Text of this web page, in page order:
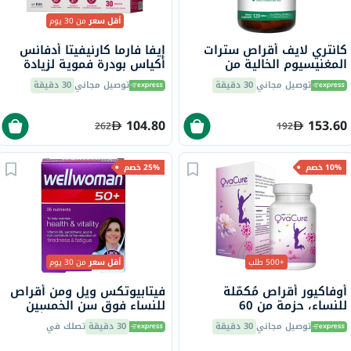
كانتري لايف أقراص سترات
المغنيسيوم الخالية من
الغلوتين، بتركيز 250 ملجم،
لصحة العظام والعضلات، حزمة
توصيل مجاني30 دقيقة
153.60
192
أقل سعرمن 30 يوم
إيفا فارما كارنيفيتا أدفانس
أكياس بودرة فموية لزيادة
الخصوبة للنساء، حزمة من 30
توصيل مجاني30 دقيقة
104.80
262
10% خصم
+500 طلب
أوفاكيور أقراص مُكمّلة
للنساء، حزمة من 60
توصيل مجاني30 دقيقة
25% خصم
أقل سعرمن 30 يوم
فيتابيوتكس ويل ومن أقراص
للنساء فوق سن الخمسين
لدعم صحة وحيوية المرأة
حزمة من 30
30 دقيقة تصلك في